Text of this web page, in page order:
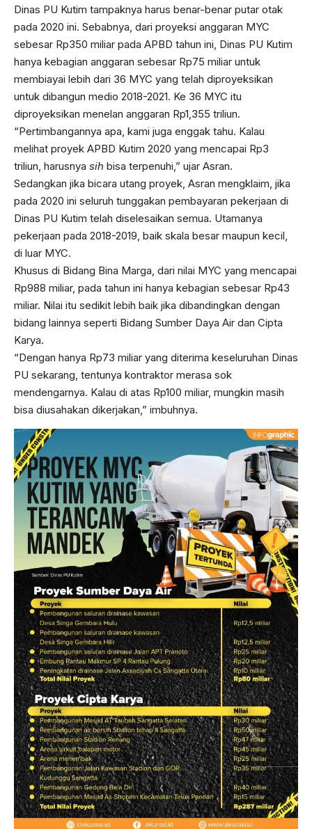
Dinas PU Kutim tampaknya harus benar-benar putar otak
pada 2020 ini. Sebabnya, dari proyeksi anggaran MYC
sebesar Rp350 miliar pada APBD tahun ini, Dinas PU Kutim
hanya kebagian anggaran sebesar Rp75 miliar untuk
membiayai lebih dari 36 MYC yang telah diproyeksikan
untuk dibangun medio 2018-2021. Ke 36 MYC itu
diproyeksikan menelan anggaran Rp1,355 triliun.
“Pertimbangannya apa, kami juga enggak tahu. Kalau
melihat proyek APBD Kutim 2020 yang mencapai Rp3
triliun, harusnya sih bisa terpenuhi,” ujar Asran.
Sedangkan jika bicara utang proyek, Asran mengklaim, jika
pada 2020 ini seluruh tunggakan pembayaran pekerjaan di
Dinas PU Kutim telah diselesaikan semua. Utamanya
pekerjaan pada 2018-2019, baik skala besar maupun kecil,
di luar MYC.
Khusus di Bidang Bina Marga, dari nilai MYC yang mencapai
Rp988 miliar, pada tahun ini hanya kebagian sebesar Rp43
miliar. Nilai itu sedikit lebih baik jika dibandingkan dengan
bidang lainnya seperti Bidang Sumber Daya Air dan Cipta
Karya.
“Dengan hanya Rp73 miliar yang diterima keseluruhan Dinas
PU sekarang, tentunya kontraktor merasa sok
mendengarnya. Kalau di atas Rp100 miliar, mungkin masih
bisa diusahakan dikerjakan,” imbuhnya.